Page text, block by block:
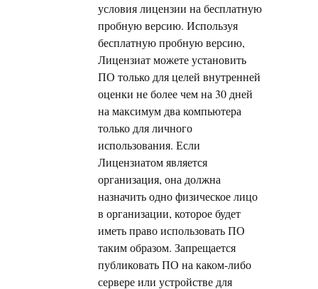
условия лицензии на бесплатную
пробную версию. Используя
бесплатную пробную версию,
Лицензиат можете установить
ПО только для целей внутренней
оценки не более чем на 30 дней
на максимум два компьютера
только для личного
использования. Если
Лицензиатом является
организация, она должна
назначить одно физическое лицо
в организации, которое будет
иметь право использовать ПО
таким образом. Запрещается
публиковать ПО на каком-либо
сервере или устройстве для